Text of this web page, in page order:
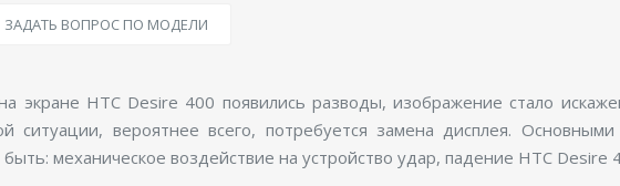
ЗАДАТЬ ВОПРОС ПО МОДЕЛИ
экране HTC Desire 400 появились разводы, изображение стало
ситуации, вероятнее всего, потребуется замена дисплея.
быть: механическое воздействие на устройство удар, падение HTC Desire